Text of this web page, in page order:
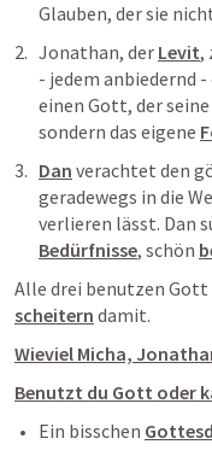
Glauben, der sie
Jonathan, der Levit,
- jedem anbiedernd
einen Gott, der seine
sondern das eigene
Dan verachtet den
geradewegs in die
verlieren lässt. Dan
Bedürfnisse, schön
scheitern damit.
Wieviel Micha,
Benutzt du Gott oder
Ein bisschen